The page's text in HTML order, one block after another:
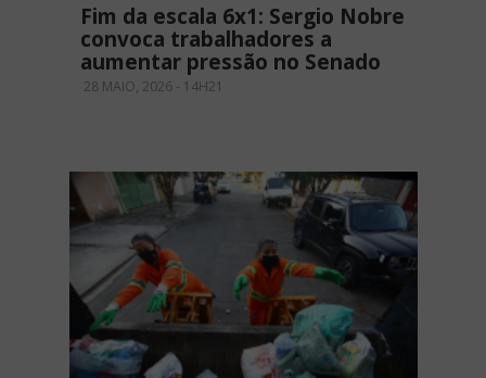
Fim da escala 6x1: Sergio Nobre
convoca trabalhadores a
aumentar pressão no Senado
28 MAIO, 2026 - 14H21